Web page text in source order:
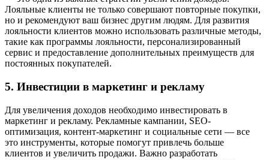
Лояльные клиенты не только совершают повторные покупки,
но и рекомендуют ваш бизнес другим людям. Для развития
лояльности клиентов можно использовать различные методы,
такие как программы лояльности, персонализированный
сервис и предоставление дополнительных преимуществ для
постоянных покупателей.
5. Инвестиции в маркетинг и рекламу
Для увеличения доходов необходимо инвестировать в
маркетинг и рекламу. Рекламные кампании, SEO-
оптимизация, контент-маркетинг и социальные сети — все
это инструменты, которые помогут привлечь больше
клиентов и увеличить продажи. Важно разработать